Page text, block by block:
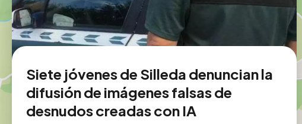
Siete jóvenes de Silleda denuncian la
difusión de imágenes falsas de
desnudos creadas con IA